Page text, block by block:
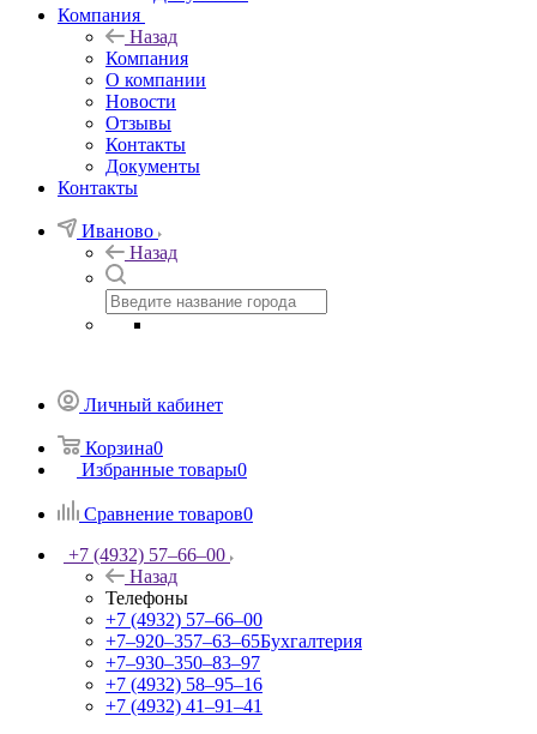
Компания
Назад
Компания
О компании
Новости
Отзывы
Контакты
Документы
Контакты
Иваново
Назад
Личный кабинет
Корзина0
Избранные товары0
Сравнение товаров0
+7 (4932) 57‒66‒00
Назад
Телефоны
+7 (4932) 57‒66‒00
+7‒920‒357‒63‒65Бухгалтерия
+7‒930‒350‒83‒97
+7 (4932) 58‒95‒16
+7 (4932) 41‒91‒41